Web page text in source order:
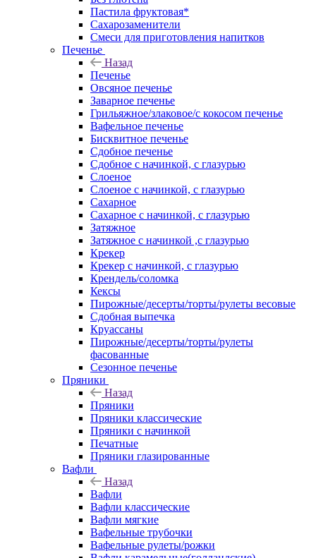
Пастила фруктовая*
Сахарозаменители
Смеси для приготовления напитков
Печенье
Назад
Печенье
Овсяное печенье
Заварное печенье
Грильяжное/злаковое/с кокосом печенье
Вафельное печенье
Бисквитное печенье
Сдобное печенье
Сдобное с начинкой, с глазурью
Слоеное
Слоеное с начинкой, с глазурью
Сахарное
Сахарное с начинкой, с глазурью
Затяжное
Затяжное с начинкой ,с глазурью
Крекер
Крекер с начинкой, с глазурью
Крендель/соломка
Кексы
Пирожные/десерты/торты/рулеты весовые
Сдобная выпечка
Круассаны
Пирожные/десерты/торты/рулеты
фасованные
Сезонное печенье
Пряники
Назад
Пряники
Пряники классические
Пряники с начинкой
Печатные
Пряники глазированные
Вафли
Назад
Вафли
Вафли классические
Вафли мягкие
Вафельные трубочки
Вафельные рулеты/рожки